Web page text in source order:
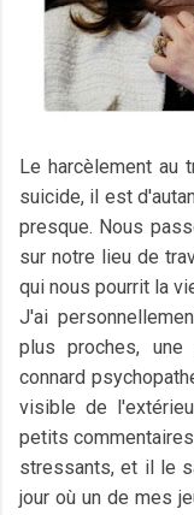
Le harcèlement au
suicide, il est
presque. Nous
sur notre lieu de
qui nous pourrit la
J'ai
plus proches,
connard
visible de
petits
stressants, et il le
jour où un de mes